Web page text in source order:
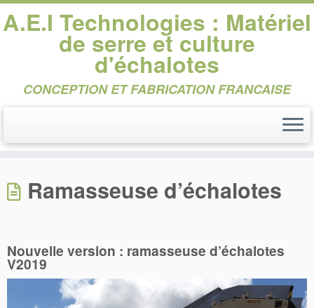
au
contenu
A.E.I Technologies : Matériel
de serre et culture
d'échalotes
CONCEPTION ET FABRICATION FRANCAISE
Ramasseuse d’échalotes
Nouvelle version : ramasseuse d’échalotes
V2019